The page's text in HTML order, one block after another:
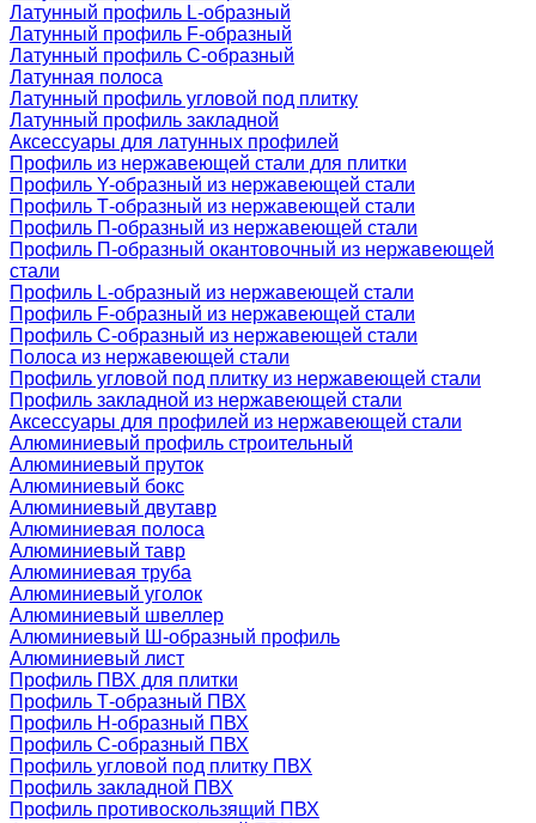
Латунный профиль L-образный
Латунный профиль F-образный
Латунный профиль C-образный
Латунная полоса
Латунный профиль угловой под плитку
Латунный профиль закладной
Аксессуары для латунных профилей
Профиль из нержавеющей стали для плитки
Профиль Y-образный из нержавеющей стали
Профиль Т-образный из нержавеющей стали
Профиль П-образный из нержавеющей стали
Профиль П-образный окантовочный из нержавеющей
стали
Профиль L-образный из нержавеющей стали
Профиль F-образный из нержавеющей стали
Профиль C-образный из нержавеющей стали
Полоса из нержавеющей стали
Профиль угловой под плитку из нержавеющей стали
Профиль закладной из нержавеющей стали
Аксессуары для профилей из нержавеющей стали
Алюминиевый профиль строительный
Алюминиевый пруток
Алюминиевый бокс
Алюминиевый двутавр
Алюминиевая полоса
Алюминиевый тавр
Алюминиевая труба
Алюминиевый уголок
Алюминиевый швеллер
Алюминиевый Ш-образный профиль
Алюминиевый лист
Профиль ПВХ для плитки
Профиль Т-образный ПВХ
Профиль H-образный ПВХ
Профиль C-образный ПВХ
Профиль угловой под плитку ПВХ
Профиль закладной ПВХ
Профиль противоскользящий ПВХ